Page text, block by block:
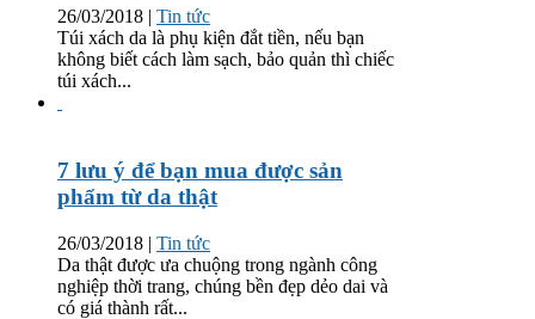
26/03/2018 | Tin tức
Túi xách da là phụ kiện đắt tiền, nếu bạn
không biết cách làm sạch, bảo quản thì chiếc
túi xách...
7 lưu ý để bạn mua được sản
phẩm từ da thật
26/03/2018 | Tin tức
Da thật được ưa chuộng trong ngành công
nghiệp thời trang, chúng bền đẹp dẻo dai và
có giá thành rất...